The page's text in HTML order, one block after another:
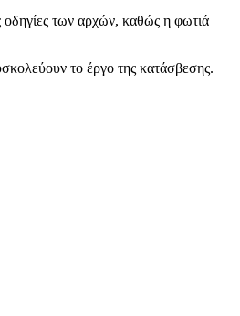
οδηγίες των αρχών, καθώς η φωτιά
το έργο της κατάσβεσης.